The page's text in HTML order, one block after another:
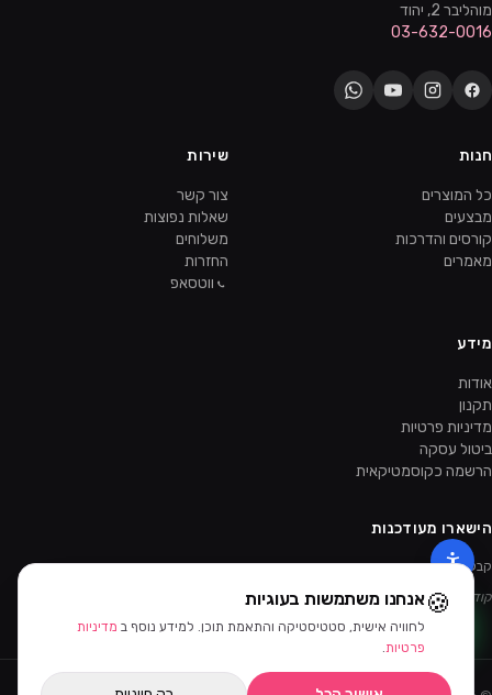
מוהליבר 2, יהוד
03-632-0016
חנות
כל המוצרים
מבצעים
קורסים והדרכות
מאמרים
שירות
צור קשר
שאלות נפוצות
משלוחים
החזרות
ווטסאפ
מידע
אודות
תקנון
מדיניות פרטיות
ביטול עסקה
הרשמה כקוסמטיקאית
הישארו מעודכנות
קבלו מבצעים ומוצרים חדשים קודם.
קוד ההטמעה של הניוזלטר יתווסף מהאדמין.
🍪אנחנו משתמשות בעוגיות
לחוויה אישית, סטטיסטיקה והתאמת תוכן. למידע נוסף ב מדיניות
פרטיות.